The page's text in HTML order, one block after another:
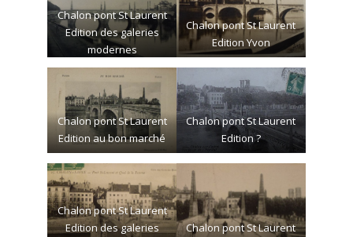
Chalon pont St Laurent
Edition des galeries
modernes
Chalon pont St Laurent
Edition Yvon
Chalon pont St Laurent
Edition au bon marché
Chalon pont St Laurent
Edition ?
Chalon pont St Laurent
Edition des galeries
Chalon pont St Laurent